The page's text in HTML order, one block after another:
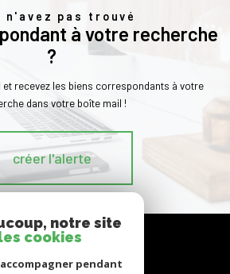
n'avez pas trouvé
à votre recherche
?
et recevez les biens correspondants à votre
dans votre boîte mail !
créer l'alerte
nous
suivre
notre site
cookies
pendant